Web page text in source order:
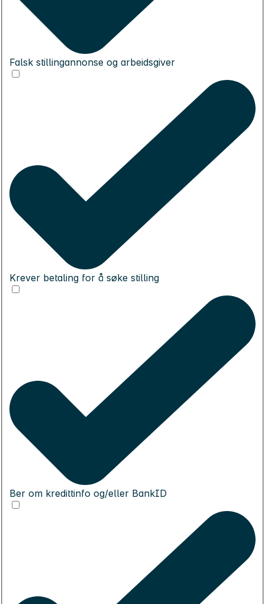
Falsk stillingannonse og arbeidsgiver
Krever betaling for å søke stilling
Ber om kredittinfo og/eller BankID